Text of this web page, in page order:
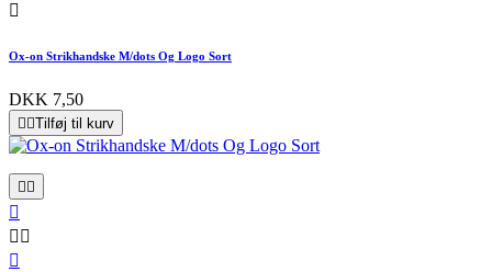

Ox-on Strikhandske M/dots Og Logo Sort
DKK 7,50
 Tilføj til kurv
 

 
